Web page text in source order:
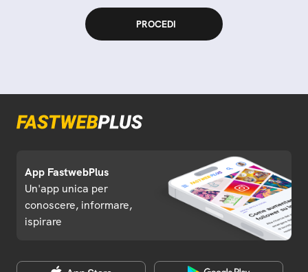
App FastwebPlus
Un'app unica per
conoscere, informare,
ispirare